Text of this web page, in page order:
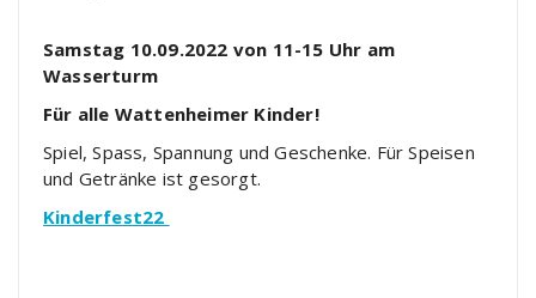
Samstag 10.09.2022 von 11-15 Uhr am
Wasserturm
Für alle Wattenheimer Kinder!
Spiel, Spass, Spannung und Geschenke. Für Speisen
und Getränke ist gesorgt.
Kinderfest22